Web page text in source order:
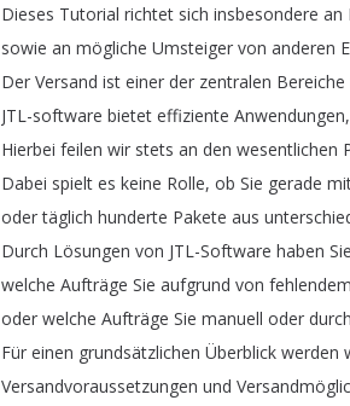
Dieses Tutorial richtet sich insbesondere an
sowie an mögliche Umsteiger von anderen
Der Versand ist einer der zentralen Bereiche
JTL-software bietet effiziente Anwendungen,
Hierbei feilen wir stets an den wesentlichen
Dabei spielt es keine Rolle, ob Sie gerade
oder täglich hunderte Pakete aus
Durch Lösungen von JTL-Software haben Sie
welche Aufträge Sie aufgrund von fehlendem
oder welche Aufträge Sie manuell oder durch
Für einen grundsätzlichen Überblick werden
Versandvoraussetzungen und